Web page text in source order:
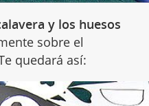
y los huesos
sobre el
quedará así: